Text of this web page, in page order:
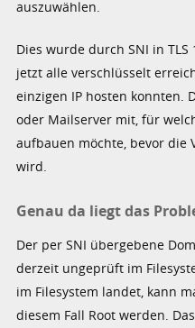
auszuwählen.
Dies wurde durch SNI in
jetzt alle verschlüsselt
einzigen IP hosten konnten.
oder Mailserver mit, für
aufbauen möchte, bevor
wird.
Genau da liegt das
Der per SNI übergebene
derzeit ungeprüft im
im Filesystem landet, kann
diesem Fall Root werden.